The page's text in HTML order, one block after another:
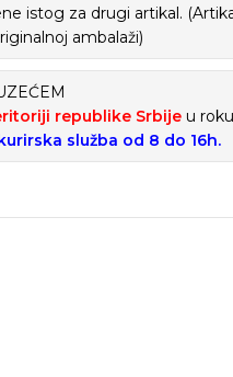
istog za drugi artikal.
ambalaži)
republike Srbije u
služba od 8 do 16h.